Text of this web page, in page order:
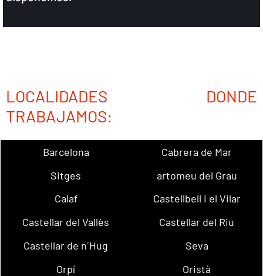
LOCALIDADES DONDE
TRABAJAMOS:
Barcelona
Cabrera de Mar
Sitges
artomeu del Grau
Calaf
Castellbell i el Vilar
Castellar del Vallès
Castellar del Riu
Castellar de n´Hug
Seva
Orpí
Oristà